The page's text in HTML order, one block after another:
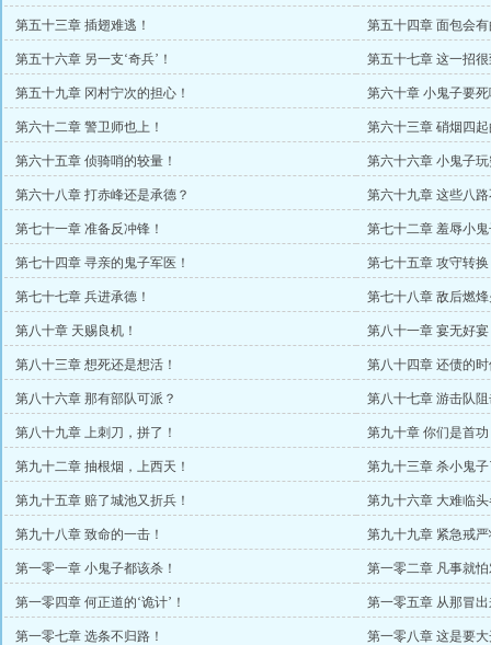
第五十三章 插翅难逃！ 第五十四章 面包会
第五十六章 另一支‘奇兵’！ 第五十七章 这一招
第五十九章 冈村宁次的担心！ 第六十章 小鬼子要
第六十二章 警卫师也上！ 第六十三章 硝烟四
第六十五章 侦骑哨的较量！ 第六十六章 小鬼子
第六十八章 打赤峰还是承德？ 第六十九章 这些八
第七十一章 准备反冲锋！ 第七十二章 羞辱小
第七十四章 寻亲的鬼子军医！ 第七十五章 攻守转换
第七十七章 兵进承德！ 第七十八章 敌后燃
第八十章 天赐良机！ 第八十一章 宴无好宴
第八十三章 想死还是想活！ 第八十四章 还债的
第八十六章 那有部队可派？ 第八十七章 游击队
第八十九章 上刺刀，拼了！ 第九十章 你们是首功
第九十二章 抽根烟，上西天！ 第九十三章 杀小鬼
第九十五章 赔了城池又折兵！ 第九十六章 大难临
第九十八章 致命的一击！ 第九十九章 紧急戒
第一零一章 小鬼子都该杀！ 第一零二章 凡事就
第一零四章 何正道的‘诡计’！ 第一零五章 从那冒
第一零七章 选条不归路！ 第一零八章 这是要